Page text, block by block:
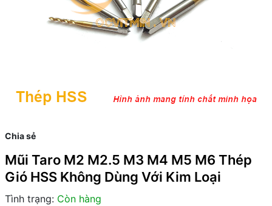
Chia sẻ
Mũi Taro M2 M2.5 M3 M4 M5 M6 Thép
Gió HSS Không Dùng Với Kim Loại
Tình trạng: Còn hàng